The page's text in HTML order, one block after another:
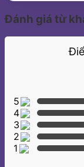
Đánh giá từ
5
4
3
2
1